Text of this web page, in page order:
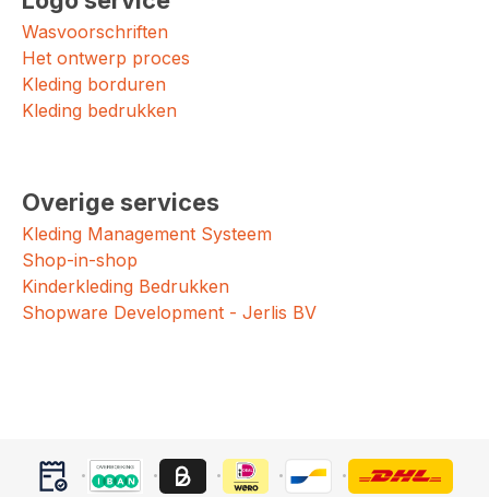
Wasvoorschriften
Het ontwerp proces
Kleding borduren
Kleding bedrukken
Overige services
Kleding Management Systeem
Shop-in-shop
Kinderkleding Bedrukken
Shopware Development - Jerlis BV